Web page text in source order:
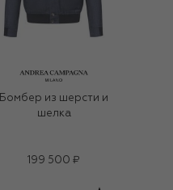
Бомбер из шерсти и
шелка
199 500 ₽